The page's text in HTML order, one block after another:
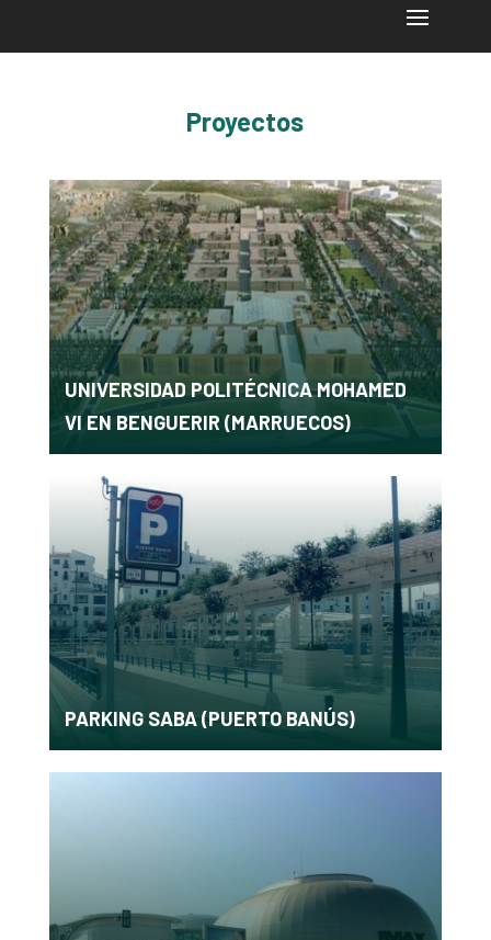
Proyectos
UNIVERSIDAD POLITÉCNICA MOHAMED
VI EN BENGUERIR (MARRUECOS)
PARKING SABA (PUERTO BANÚS)